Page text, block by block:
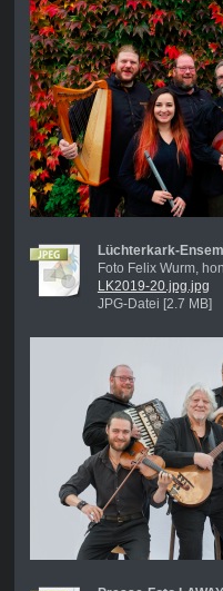
Lüchterkark-
Foto Felix Wurm,
LK2019-20.jpg.jpg
JPG-Datei [2.7 MB]